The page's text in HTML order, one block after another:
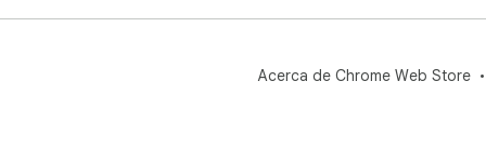
Acerca de Chrome Web Store